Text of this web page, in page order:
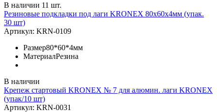
В наличии 11 шт.
Резиновые подкладки под лаги KRONEX 80х60х4мм (упак.
30 шт)
Артикул: KRN-0109
Размер80*60*4мм
МатериалРезина
В наличии
Крепеж стартовый KRONEX № 7 для алюмин. лаги KRONEX
(упак/10 шт)
Артикул: KRN-0031